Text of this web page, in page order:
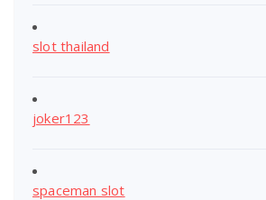
slot thailand
joker123
spaceman slot